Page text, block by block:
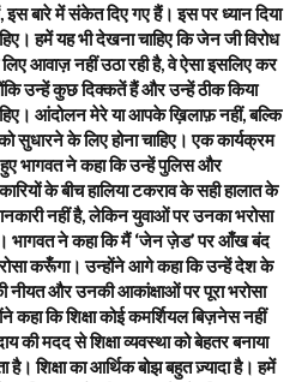
इस बारे में संकेत दिए गए हैं। इस पर ध्यान दिया
हमें यह भी देखना चाहिए कि जेन जी विरोध
आवाज़ नहीं उठा रही है, वे ऐसा इसलिए कर
उन्हें कुछ दिक्कतें हैं और उन्हें ठीक किया
आंदोलन मेरे या आपके ख़िलाफ़ नहीं, बल्कि
सुधारने के लिए होना चाहिए। एक कार्यक्रम
भागवत ने कहा कि उन्हें पुलिस और
के बीच हालिया टकराव के सही हालात के
नहीं है, लेकिन युवाओं पर उनका भरोसा
भागवत ने कहा कि मैं ‘जेन ज़ेड’ पर आँख बंद
करूँगा। उन्होंने आगे कहा कि उन्हें देश के
नीयत और उनकी आकांक्षाओं पर पूरा भरोसा
कहा कि शिक्षा कोई कमर्शियल बिज़नेस नहीं
की मदद से शिक्षा व्यवस्था को बेहतर बनाया
है। शिक्षा का आर्थिक बोझ बहुत ज़्यादा है। हमें